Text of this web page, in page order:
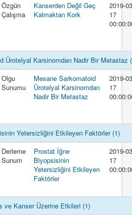
Özgün
Çalışma
Kanserden Değil Geç
Kalmaktan Kork
2019-
17
Ürotelyal Karsinomdan Nadir Bir Metastaz
Olgu
Sunumu
Mesane Sarkomatoid
Ürotelyal Karsinomdan
Nadir Bir Metastaz
2019-
17
Yetersizliğini Etkileyen Faktörler (1)
Derleme
Sunum
Prostat İğne
Biyopsisinin
Yetersizliğini Etkileyen
Faktörler
2019-
17
ve Kanser Üzerine Etkileri (1)